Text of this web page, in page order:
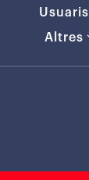
Usuaris
Altres